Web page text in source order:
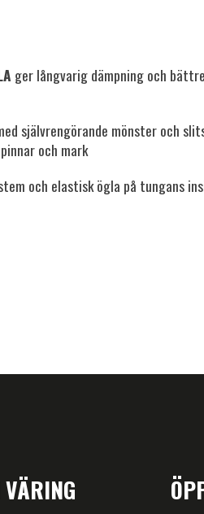
ger långvarig dämpning och bättre
självrengörande mönster och
och mark
och elastisk ögla på tungans